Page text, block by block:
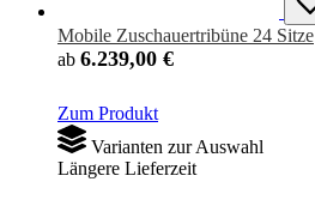
Mobile Zuschauertribüne 24 Sitze
ab 6.239,00 €
Zum Produkt
Varianten zur Auswahl
Längere Lieferzeit